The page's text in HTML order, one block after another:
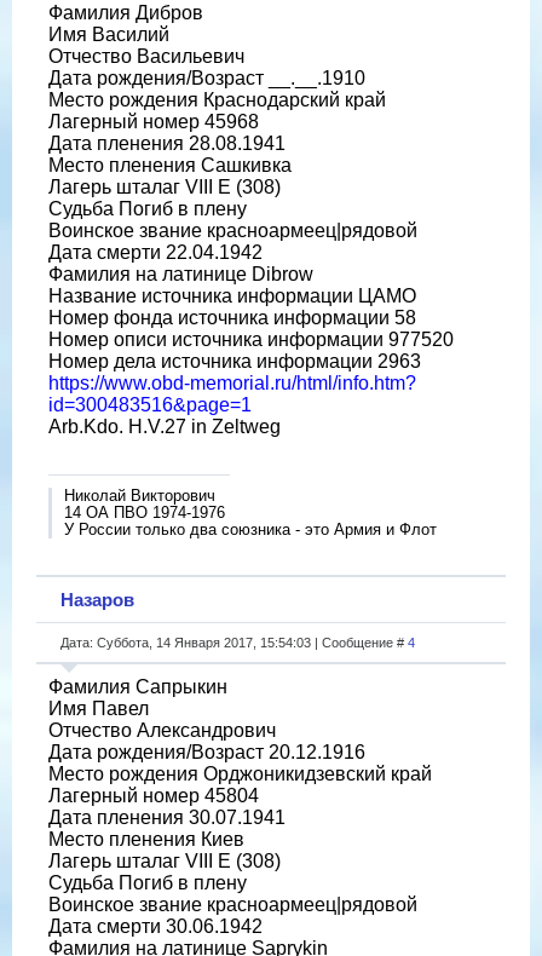
Фамилия Дибров
Имя Василий
Отчество Васильевич
Дата рождения/Возраст __.__.1910
Место рождения Краснодарский край
Лагерный номер 45968
Дата пленения 28.08.1941
Место пленения Сашкивка
Лагерь шталаг VIII E (308)
Судьба Погиб в плену
Воинское звание красноармеец|рядовой
Дата смерти 22.04.1942
Фамилия на латинице Dibrow
Название источника информации ЦАМО
Номер фонда источника информации 58
Номер описи источника информации 977520
Номер дела источника информации 2963
https://www.obd-memorial.ru/html/info.htm?
id=300483516&page=1
Arb.Kdo. H.V.27 in Zeltweg
Николай Викторович
14 ОА ПВО 1974-1976
У России только два союзника - это Армия и Флот
Назаров
Дата: Суббота, 14 Января 2017, 15:54:03 | Сообщение # 4
Фамилия Сапрыкин
Имя Павел
Отчество Александрович
Дата рождения/Возраст 20.12.1916
Место рождения Орджоникидзевский край
Лагерный номер 45804
Дата пленения 30.07.1941
Место пленения Киев
Лагерь шталаг VIII E (308)
Судьба Погиб в плену
Воинское звание красноармеец|рядовой
Дата смерти 30.06.1942
Фамилия на латинице Saprykin